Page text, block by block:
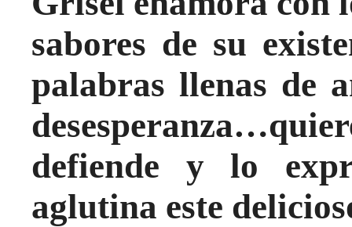
sabores de su
palabras llenas de
defiende y lo
aglutina este